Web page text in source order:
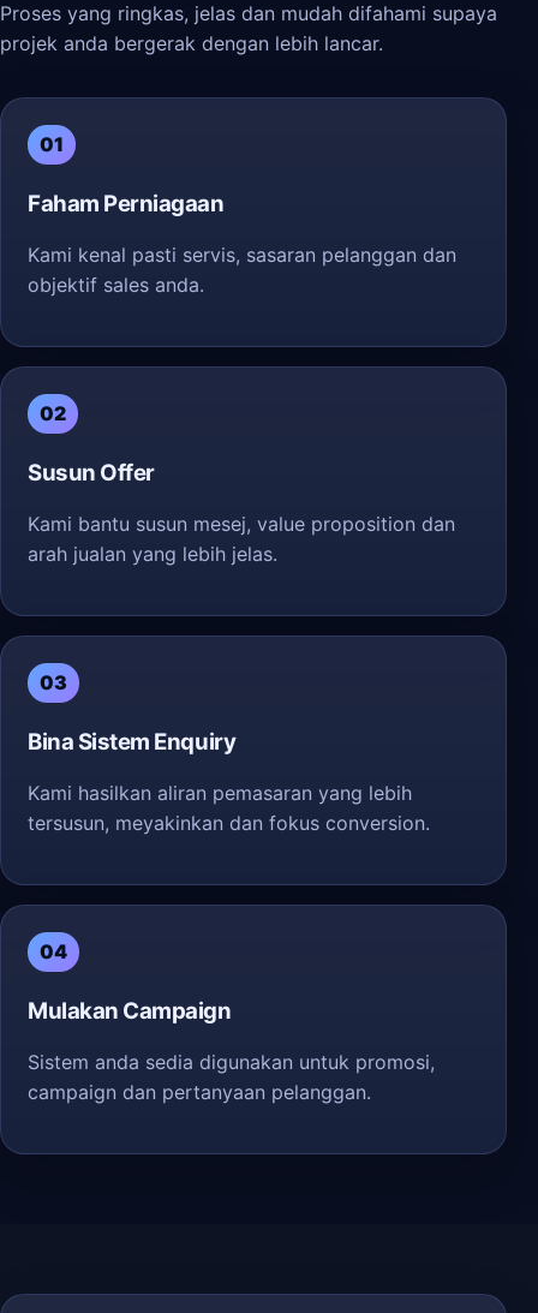
Proses yang ringkas, jelas dan mudah difahami supaya
projek anda bergerak dengan lebih lancar.
01
Faham Perniagaan
Kami kenal pasti servis, sasaran pelanggan dan
objektif sales anda.
02
Susun Offer
Kami bantu susun mesej, value proposition dan
arah jualan yang lebih jelas.
03
Bina Sistem Enquiry
Kami hasilkan aliran pemasaran yang lebih
tersusun, meyakinkan dan fokus conversion.
04
Mulakan Campaign
Sistem anda sedia digunakan untuk promosi,
campaign dan pertanyaan pelanggan.